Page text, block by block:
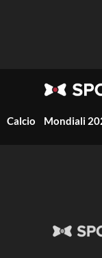
Calcio Mondiali